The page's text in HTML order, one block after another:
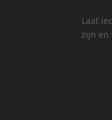
Laat
zijn en